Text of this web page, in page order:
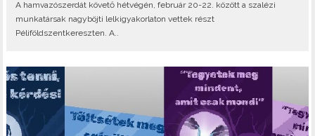
A hamvazószerdát követő hétvégén, február 20-22. között a szalézi
munkatársak nagyböjti lelkigyakorlaton vettek részt
Péliföldszentkereszten. A..